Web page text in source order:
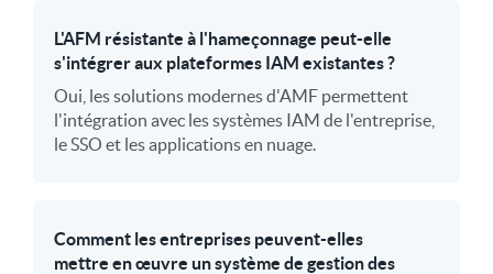
L'AFM résistante à l'hameçonnage peut-elle
s'intégrer aux plateformes IAM existantes ?
Oui, les solutions modernes d'AMF permettent
l'intégration avec les systèmes IAM de l'entreprise,
le SSO et les applications en nuage.
Comment les entreprises peuvent-elles
mettre en œuvre un système de gestion des